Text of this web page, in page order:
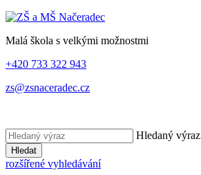
Malá škola s velkými možnostmi
+420 733 322 943
zs@zsnaceradec.cz
Hledaný výraz
Hledat
rozšířené vyhledávání